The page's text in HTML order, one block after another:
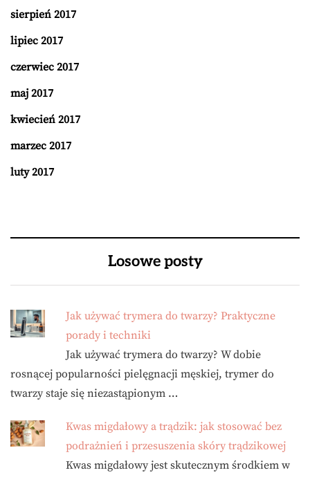
sierpień 2017
lipiec 2017
czerwiec 2017
maj 2017
kwiecień 2017
marzec 2017
luty 2017
Losowe posty
Jak używać trymera do twarzy? Praktyczne
porady i techniki
Jak używać trymera do twarzy? W dobie
rosnącej popularności pielęgnacji męskiej, trymer do
twarzy staje się niezastąpionym …
Kwas migdałowy a trądzik: jak stosować bez
podrażnień i przesuszenia skóry trądzikowej
Kwas migdałowy jest skutecznym środkiem w